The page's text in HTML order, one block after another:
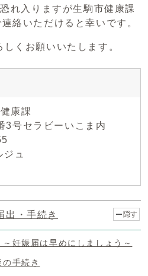
れ入りますが生駒市健康課
絡いただけると幸いです。
くお願いいたします。
健康課
号セラビーいこま内
ュ
出・手続き 隠す
妊娠届は早めにしましょう～
手続き